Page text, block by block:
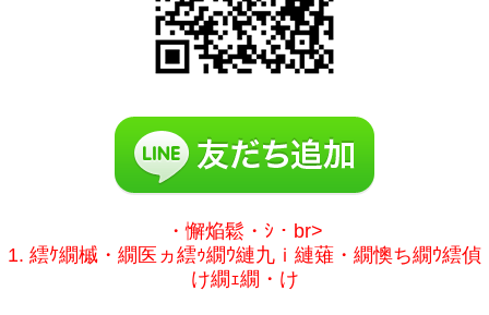
・懈焔鬆・ｼ・br>
1. 繧ｹ繝槭・繝医ヵ繧ｩ繝ｳ縺九ｉ縺薙・繝懊ち繝ｳ繧偵
け繝ｪ繝・け